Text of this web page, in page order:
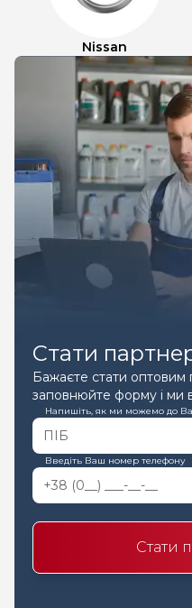
Nissan
Стати
Бажаєте стати оптовим
заповнюйте форму і ми
Напишіть, як ми можемо до
Введіть Ваш номер телефону
Стати